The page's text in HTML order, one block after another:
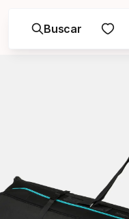
Buscar